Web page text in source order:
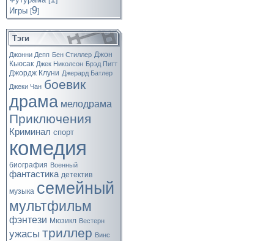
Игры [9]
Тэги
Джонни Депп Бен Стиллер Джон
Кьюсак Джек Николсон Брэд Питт
Джордж Клуни Джерард Батлер
Джеки Чан боевик
драма мелодрама
Приключения
Криминал спорт
комедия
биография Военный
фантастика детектив
музыка семейный
мультфильм
фэнтези Мюзикл Вестерн
ужасы триллер Винс